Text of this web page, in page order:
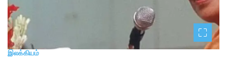
இலக்கியம்